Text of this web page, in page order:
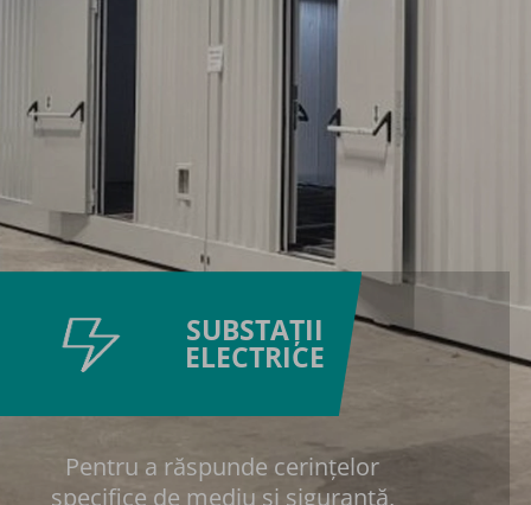
SUBSTAȚII
ELECTRICE​
Pentru a răspunde cerințelor
specifice de mediu și siguranță,